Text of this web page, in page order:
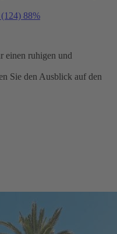
(124) 88%
einen ruhigen und
Sie den Ausblick auf den